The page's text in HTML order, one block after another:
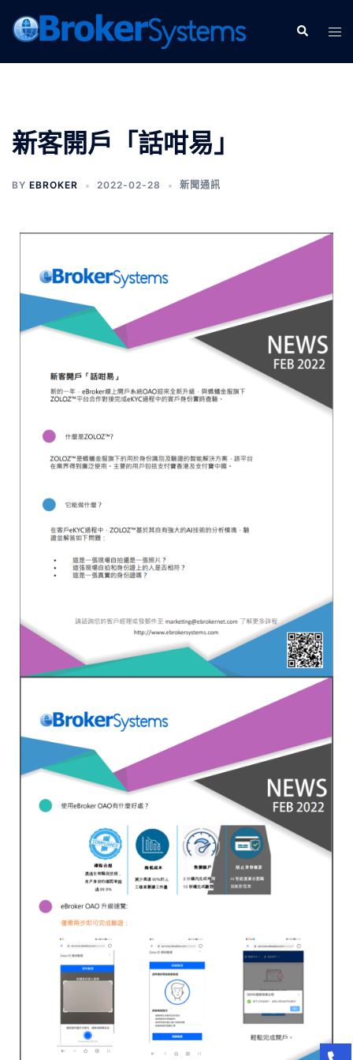
新客開戶「話咁易」
BY EBROKER 2022-02-28 新聞通訊